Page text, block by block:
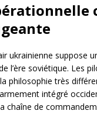
ukrainienne
l’ère soviétique. Les
philosophie très
intégré
chaîne de